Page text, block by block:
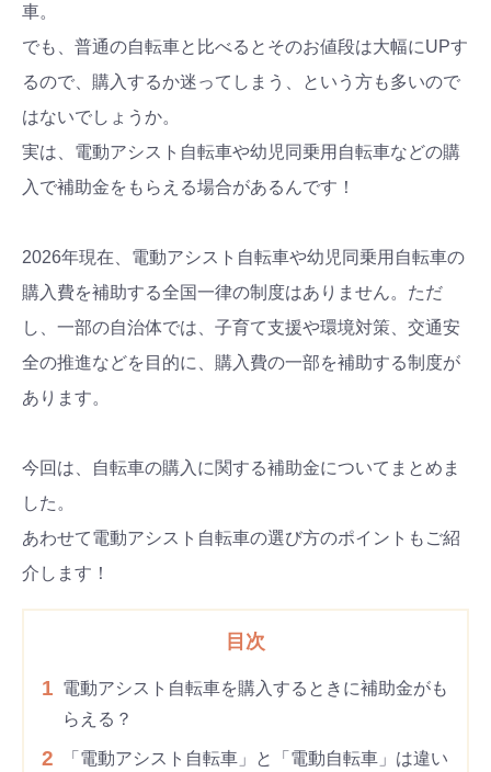
車。
でも、普通の自転車と比べるとそのお値段は大幅にUPす
るので、購入するか迷ってしまう、という方も多いので
はないでしょうか。
実は、電動アシスト自転車や幼児同乗用自転車などの購
入で補助金をもらえる場合があるんです！
2026年現在、電動アシスト自転車や幼児同乗用自転車の
購入費を補助する全国一律の制度はありません。ただ
し、一部の自治体では、子育て支援や環境対策、交通安
全の推進などを目的に、購入費の一部を補助する制度が
あります。
今回は、自転車の購入に関する補助金についてまとめま
した。
あわせて電動アシスト自転車の選び方のポイントもご紹
介します！
目次
1 電動アシスト自転車を購入するときに補助金がも
らえる？
2
「電動アシスト自転車」と「電動自転車」は違い